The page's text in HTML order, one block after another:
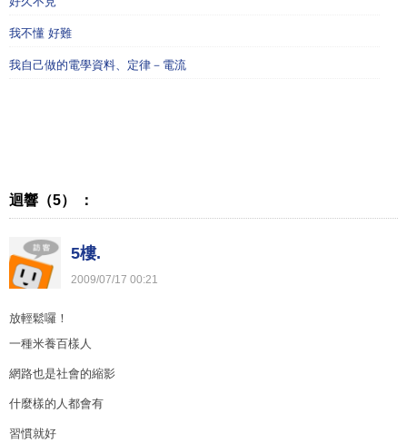
我不懂 好難
我自己做的電學資料、定律－電流
迴響（5） ：
5樓.
2009/07/17 00:21
放輕鬆囉！
一種米養百樣人
網路也是社會的縮影
什麼樣的人都會有
習慣就好